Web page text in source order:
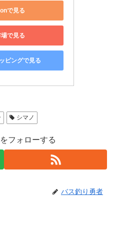
で見る
で見る
ピングで見る
シマノ
フォローする
バス釣り勇者